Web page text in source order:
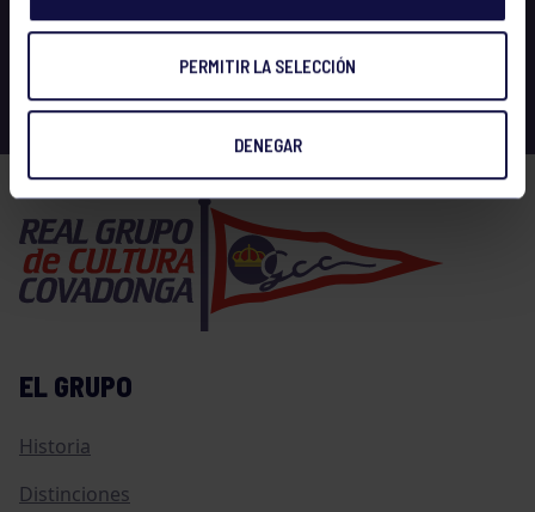
PERMITIR LA SELECCIÓN
DENEGAR
EL GRUPO
Historia
Distinciones